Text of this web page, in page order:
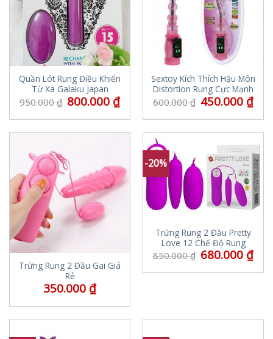
Quần Lót Rung Điều Khiển
Từ Xa Galaku Japan
950.000₫ 800.000 ₫
Sextoy Kích Thích Hậu Môn
Distortion Rung Cực Mạnh
600.000₫ 450.000 ₫
Trứng Rung 2 Đầu Gai Giá
Rẻ
350.000 ₫
-20%
Trứng Rung 2 Đầu Pretty
Love 12 Chế Độ Rung
850.000₫ 680.000 ₫